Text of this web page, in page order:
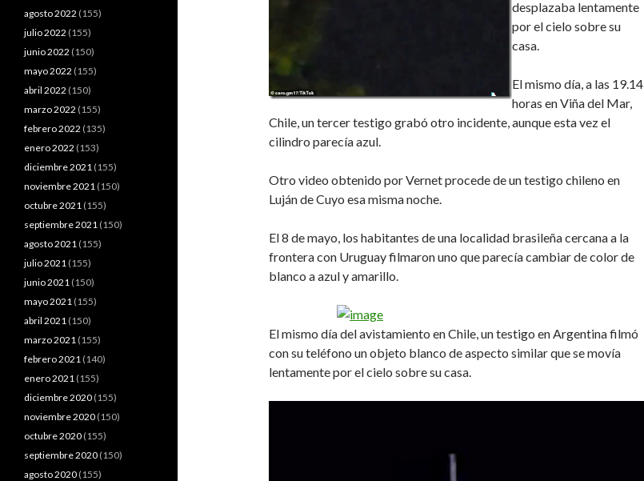
desplazaba lentamente
por el cielo sobre su
casa.
El mismo día, a las 19.14
horas en Viña del Mar,
Chile, un tercer testigo grabó otro incidente, aunque esta vez el
cilindro parecía azul.
Otro video obtenido por Vernet procede de un testigo chileno en
Luján de Cuyo esa misma noche.
El 8 de mayo, los habitantes de una localidad brasileña cercana a la
frontera con Uruguay filmaron uno que parecía cambiar de color de
blanco a azul y amarillo.
El mismo día del avistamiento en Chile, un testigo en Argentina filmó
con su teléfono un objeto blanco de aspecto similar que se movía
lentamente por el cielo sobre su casa.
agosto 2022 (155)
julio 2022 (155)
junio 2022 (150)
mayo 2022 (155)
abril 2022 (150)
marzo 2022 (155)
febrero 2022 (135)
enero 2022 (153)
diciembre 2021 (155)
noviembre 2021 (150)
octubre 2021 (155)
septiembre 2021 (150)
agosto 2021 (155)
julio 2021 (155)
junio 2021 (150)
mayo 2021 (155)
abril 2021 (150)
marzo 2021 (155)
febrero 2021 (140)
enero 2021 (155)
diciembre 2020 (155)
noviembre 2020 (150)
octubre 2020 (155)
septiembre 2020 (150)
agosto 2020 (155)